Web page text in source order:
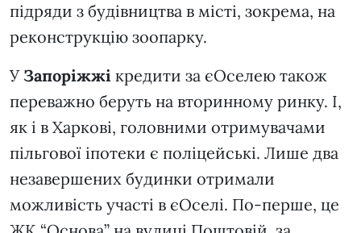
підряди з будівництва в місті, зокрема, на
реконструкцію зоопарку.
УЗапоріжжі кредити за єОселею також
переважно беруть на вторинному ринку. І,
як і в Харкові, головними отримувачами
пільгової іпотеки є поліцейські. Лише два
незавершених будинки отримали
можливість участі в єОселі. По-перше, це